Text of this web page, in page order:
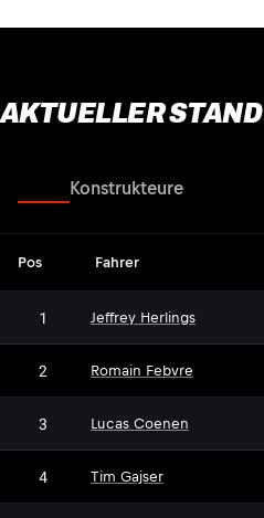
AKTUELLER STAND
Konstrukteure
Pos Fahrer
1 Jeffrey Herlings
2 Romain Febvre
3 Lucas Coenen
4 Tim Gajser